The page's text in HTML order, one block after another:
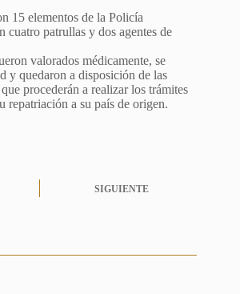
15 elementos de la Policía
cuatro patrullas y dos agentes de
valorados médicamente, se
y quedaron a disposición de las
procederán a realizar los trámites
repatriación a su país de origen.
SIGUIENTE